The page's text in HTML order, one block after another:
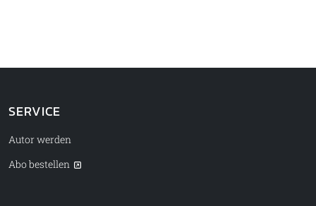
SERVICE
Autor werden
Abo bestellen